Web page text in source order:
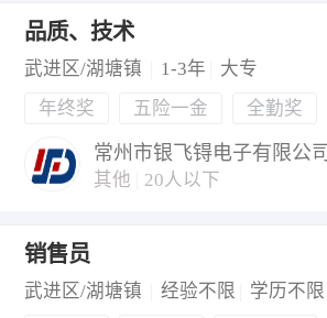
品质、技术
武进区/湖塘镇
1-3年 大专
年终奖 五险一金 全勤奖
常州市银飞锝电子有限公司
其他 20人以下
销售员
武进区/湖塘镇
经验不限 学历不限